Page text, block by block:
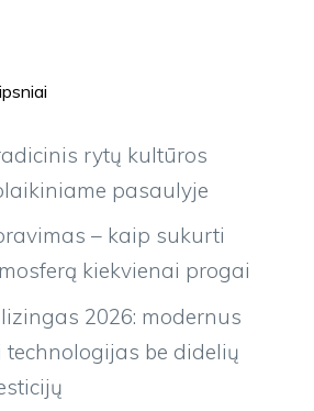
rytų kultūros
pasaulyje
– kaip sukurti
kiekvienai progai
2026: modernus
be didelių